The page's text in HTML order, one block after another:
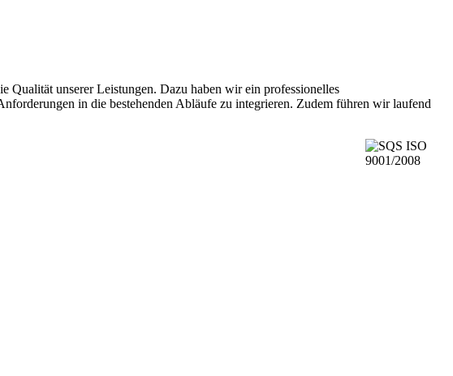
unserer Leistungen. Dazu haben wir ein professionelles
in die bestehenden Abläufe zu integrieren. Zudem führen wir laufend